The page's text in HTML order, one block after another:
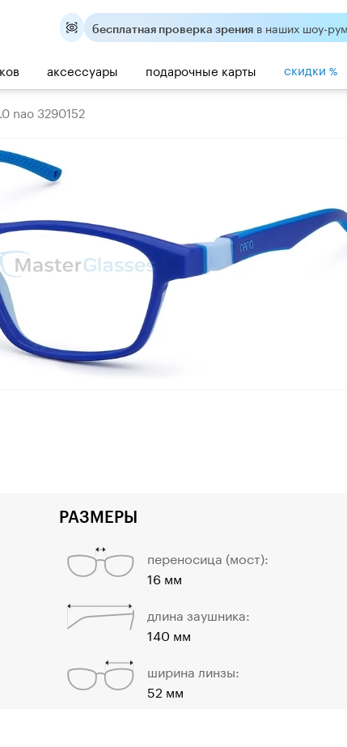
бесплатная проверка зрения в наших шоу-
аксессуары подарочные карты скидки %
nao 3290152
РАЗМЕРЫ
переносица (мост):
16 мм
длина заушника:
140 мм
ширина линзы:
52 мм